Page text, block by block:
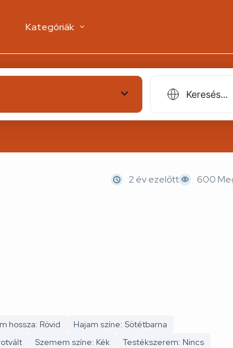
Kategóriák
2 év ezelőtt 600
hossza: Rövid
Hajam színe: Sötétbarna
Szemem színe: Kék
Testékszerem: Nincs